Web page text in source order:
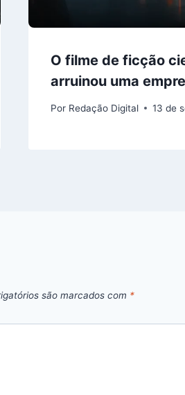
O filme de ficção
arruinou uma
Por Redação Digital 13 de
são marcados com *